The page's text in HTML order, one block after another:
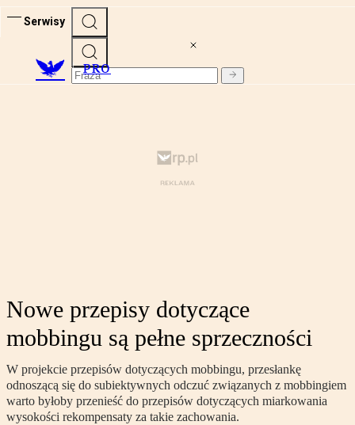
Serwisy
PRO
Nowe przepisy dotyczące
mobbingu są pełne sprzeczności
W projekcie przepisów dotyczących mobbingu, przesłankę
odnoszącą się do subiektywnych odczuć związanych z mobbingiem
warto byłoby przenieść do przepisów dotyczących miarkowania
wysokości rekompensaty za takie zachowania.